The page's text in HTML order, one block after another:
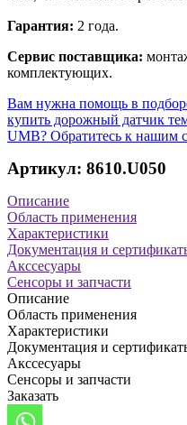
Гарантия: 2 года.
Сервис поставщика:
комплектующих.
Вам нужна помощь в
купить дорожный датчик
UMB? Обратитесь к нашим
Артикул: 8610.U050
Описание
Область применения
Характеристики
Документация и
Акссесуары
Сенсоры и запчасти
Описание
Область применения
Характеристики
Документация и
Акссесуары
Сенсоры и запчасти
Заказать